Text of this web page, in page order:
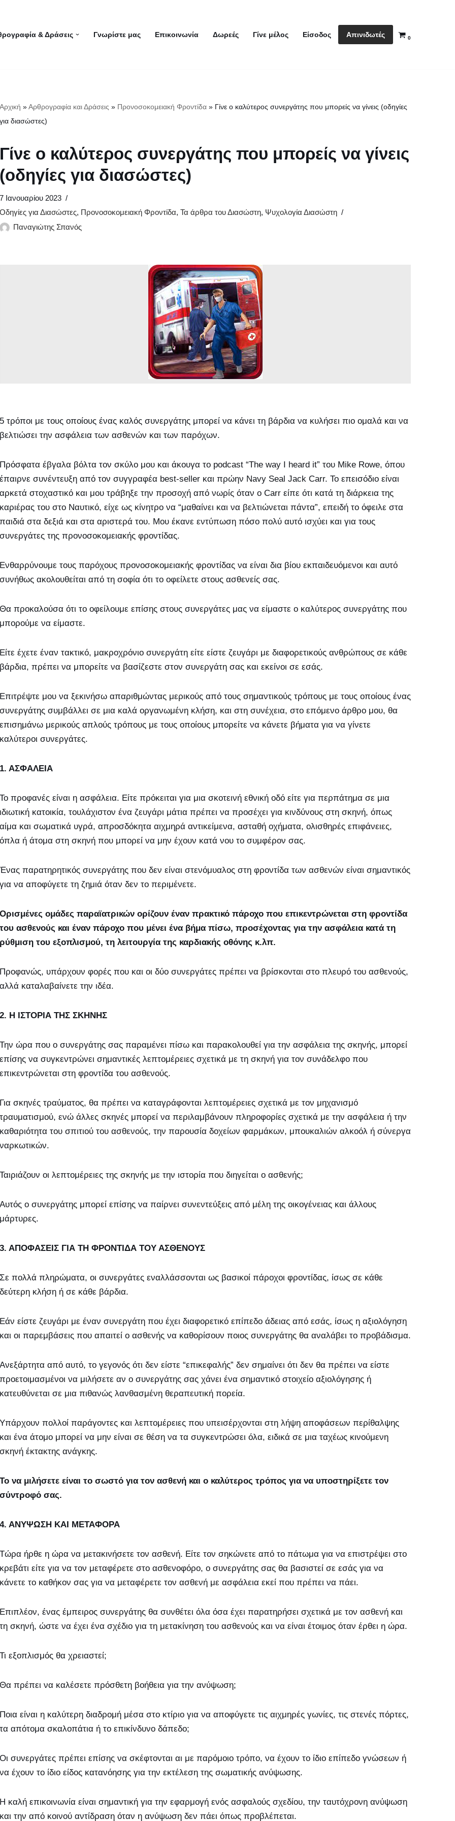
& Δράσεις Γνωρίστε μας Επικοινωνία Δωρεές Γίνε μέλος Είσοδος Απινιδωτές 0
Αρχική »Αρθρογραφία και Δράσεις » Προνοσοκομειακή Φροντίδα » Γίνε ο καλύτερος συνεργάτης που μπορείς να γίνεις (οδηγίες
για διασώστες)
Γίνε ο καλύτερος συνεργάτης που μπορείς να γίνεις
(οδηγίες για διασώστες)
7 Ιανουαρίου 2023
Οδηγίες για Διασώστες, Προνοσοκομειακή Φροντίδα, Τα άρθρα του Διασώστη, Ψυχολογία Διασώστη
Παναγιώτης Σπανός
5 τρόποι με τους οποίους ένας καλός συνεργάτης μπορεί να κάνει τη βάρδια να κυλήσει πιο ομαλά και να
βελτιώσει την ασφάλεια των ασθενών και των παρόχων.
Πρόσφατα έβγαλα βόλτα τον σκύλο μου και άκουγα το podcast “The way I heard it” του Mike Rowe, όπου
έπαιρνε συνέντευξη από τον συγγραφέα best-seller και πρώην Navy Seal Jack Carr. Το επεισόδιο είναι
αρκετά στοχαστικό και μου τράβηξε την προσοχή από νωρίς όταν ο Carr είπε ότι κατά τη διάρκεια της
καριέρας του στο Ναυτικό, είχε ως κίνητρο να “μαθαίνει και να βελτιώνεται πάντα”, επειδή το όφειλε στα
παιδιά στα δεξιά και στα αριστερά του. Μου έκανε εντύπωση πόσο πολύ αυτό ισχύει και για τους
συνεργάτες της προνοσοκομειακής φροντίδας.
Ενθαρρύνουμε τους παρόχους προνοσοκομειακής φροντίδας να είναι δια βίου εκπαιδευόμενοι και αυτό
συνήθως ακολουθείται από τη σοφία ότι το οφείλετε στους ασθενείς σας.
Θα προκαλούσα ότι το οφείλουμε επίσης στους συνεργάτες μας να είμαστε ο καλύτερος συνεργάτης που
μπορούμε να είμαστε.
Είτε έχετε έναν τακτικό, μακροχρόνιο συνεργάτη είτε είστε ζευγάρι με διαφορετικούς ανθρώπους σε κάθε
βάρδια, πρέπει να μπορείτε να βασίζεστε στον συνεργάτη σας και εκείνοι σε εσάς.
Επιτρέψτε μου να ξεκινήσω απαριθμώντας μερικούς από τους σημαντικούς τρόπους με τους οποίους ένας
συνεργάτης συμβάλλει σε μια καλά οργανωμένη κλήση, και στη συνέχεια, στο επόμενο άρθρο μου, θα
επισημάνω μερικούς απλούς τρόπους με τους οποίους μπορείτε να κάνετε βήματα για να γίνετε
καλύτεροι συνεργάτες.
1. ΑΣΦΑΛΕΙΑ
Το προφανές είναι η ασφάλεια. Είτε πρόκειται για μια σκοτεινή εθνική οδό είτε για περπάτημα σε μια
ιδιωτική κατοικία, τουλάχιστον ένα ζευγάρι μάτια πρέπει να προσέχει για κινδύνους στη σκηνή, όπως
αίμα και σωματικά υγρά, απροσδόκητα αιχμηρά αντικείμενα, ασταθή οχήματα, ολισθηρές επιφάνειες,
όπλα ή άτομα στη σκηνή που μπορεί να μην έχουν κατά νου το συμφέρον σας.
Ένας παρατηρητικός συνεργάτης που δεν είναι στενόμυαλος στη φροντίδα των ασθενών είναι σημαντικός
για να αποφύγετε τη ζημιά όταν δεν το περιμένετε.
Ορισμένες ομάδες παραϊατρικών ορίζουν έναν πρακτικό πάροχο που επικεντρώνεται στη φροντίδα
του ασθενούς και έναν πάροχο που μένει ένα βήμα πίσω, προσέχοντας για την ασφάλεια κατά τη
ρύθμιση του εξοπλισμού, τη λειτουργία της καρδιακής οθόνης κ.λπ.
Προφανώς, υπάρχουν φορές που και οι δύο συνεργάτες πρέπει να βρίσκονται στο πλευρό του ασθενούς,
αλλά καταλαβαίνετε την ιδέα.
2. Η ΙΣΤΟΡΙΑ ΤΗΣ ΣΚΗΝΗΣ
Την ώρα που ο συνεργάτης σας παραμένει πίσω και παρακολουθεί για την ασφάλεια της σκηνής, μπορεί
επίσης να συγκεντρώνει σημαντικές λεπτομέρειες σχετικά με τη σκηνή για τον συνάδελφο που
επικεντρώνεται στη φροντίδα του ασθενούς.
Για σκηνές τραύματος, θα πρέπει να καταγράφονται λεπτομέρειες σχετικά με τον μηχανισμό
τραυματισμού, ενώ άλλες σκηνές μπορεί να περιλαμβάνουν πληροφορίες σχετικά με την ασφάλεια ή την
καθαριότητα του σπιτιού του ασθενούς, την παρουσία δοχείων φαρμάκων, μπουκαλιών αλκοόλ ή σύνεργα
ναρκωτικών.
Ταιριάζουν οι λεπτομέρειες της σκηνής με την ιστορία που διηγείται ο ασθενής;
Αυτός ο συνεργάτης μπορεί επίσης να παίρνει συνεντεύξεις από μέλη της οικογένειας και άλλους
μάρτυρες.
3. ΑΠΟΦΑΣΕΙΣ ΓΙΑ ΤΗ ΦΡΟΝΤΙΔΑ ΤΟΥ ΑΣΘΕΝΟΥΣ
Σε πολλά πληρώματα, οι συνεργάτες εναλλάσσονται ως βασικοί πάροχοι φροντίδας, ίσως σε κάθε
δεύτερη κλήση ή σε κάθε βάρδια.
Εάν είστε ζευγάρι με έναν συνεργάτη που έχει διαφορετικό επίπεδο άδειας από εσάς, ίσως η αξιολόγηση
και οι παρεμβάσεις που απαιτεί ο ασθενής να καθορίσουν ποιος συνεργάτης θα αναλάβει το προβάδισμα.
Ανεξάρτητα από αυτό, το γεγονός ότι δεν είστε “επικεφαλής” δεν σημαίνει ότι δεν θα πρέπει να είστε
προετοιμασμένοι να μιλήσετε αν ο συνεργάτης σας χάνει ένα σημαντικό στοιχείο αξιολόγησης ή
κατευθύνεται σε μια πιθανώς λανθασμένη θεραπευτική πορεία.
Υπάρχουν πολλοί παράγοντες και λεπτομέρειες που υπεισέρχονται στη λήψη αποφάσεων περίθαλψης
και ένα άτομο μπορεί να μην είναι σε θέση να τα συγκεντρώσει όλα, ειδικά σε μια ταχέως κινούμενη
σκηνή έκτακτης ανάγκης.
Το να μιλήσετε είναι το σωστό για τον ασθενή και ο καλύτερος τρόπος για να υποστηρίξετε τον
σύντροφό σας.
4. ΑΝΥΨΩΣΗ ΚΑΙ ΜΕΤΑΦΟΡΑ
Τώρα ήρθε η ώρα να μετακινήσετε τον ασθενή. Είτε τον σηκώνετε από το πάτωμα για να επιστρέψει στο
κρεβάτι είτε για να τον μεταφέρετε στο ασθενοφόρο, ο συνεργάτης σας θα βασιστεί σε εσάς για να
κάνετε το καθήκον σας για να μεταφέρετε τον ασθενή με ασφάλεια εκεί που πρέπει να πάει.
Επιπλέον, ένας έμπειρος συνεργάτης θα συνθέτει όλα όσα έχει παρατηρήσει σχετικά με τον ασθενή και
τη σκηνή, ώστε να έχει ένα σχέδιο για τη μετακίνηση του ασθενούς και να είναι έτοιμος όταν έρθει η ώρα.
Τι εξοπλισμός θα χρειαστεί;
Θα πρέπει να καλέσετε πρόσθετη βοήθεια για την ανύψωση;
Ποια είναι η καλύτερη διαδρομή μέσα στο κτίριο για να αποφύγετε τις αιχμηρές γωνίες, τις στενές πόρτες,
τα απότομα σκαλοπάτια ή το επικίνδυνο δάπεδο;
Οι συνεργάτες πρέπει επίσης να σκέφτονται αι με παρόμοιο τρόπο, να έχουν το ίδιο επίπεδο γνώσεων ή
να έχουν το ίδιο είδος κατανόησης για την εκτέλεση της σωματικής ανύψωσης.
Η καλή επικοινωνία είναι σημαντική για την εφαρμογή ενός ασφαλούς σχεδίου, την ταυτόχρονη ανύψωση
και την από κοινού αντίδραση όταν η ανύψωση δεν πάει όπως προβλέπεται.